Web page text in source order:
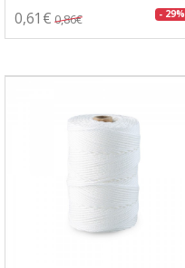
0,61€ 0,86€ - 29%